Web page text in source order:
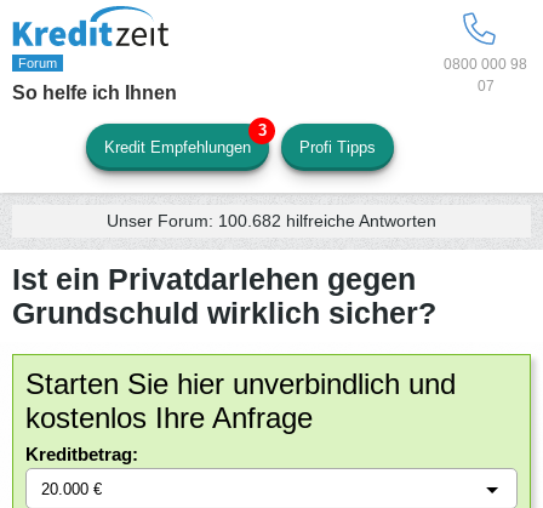
0800 000 98
07
So helfe ich Ihnen
Kredit Empfehlungen Profi Tipps
Unser Forum: 100.682 hilfreiche Antworten
Ist ein Privatdarlehen gegen
Grundschuld wirklich sicher?
Starten Sie hier unverbindlich und
kostenlos Ihre Anfrage
Kreditbetrag: